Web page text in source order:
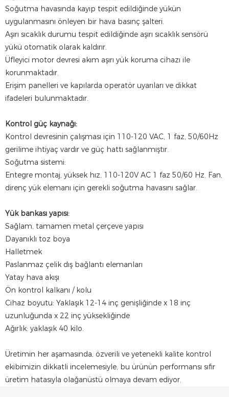
Soğutma havasında kayıp tespit edildiğinde yükün
uygulanmasını önleyen bir hava basınç şalteri.
Aşırı sıcaklık durumu tespit edildiğinde aşırı sıcaklık sensörü
yükü otomatik olarak kaldırır.
Üfleyici motor devresi akım aşırı yük koruma cihazı ile
korunmaktadır.
Erişim panelleri ve kapılarda operatör uyarıları ve dikkat
ifadeleri bulunmaktadır.
Kontrol güç kaynağı:
Kontrol devresinin çalışması için 110-120 VAC, 1 faz, 50/60Hz
gerilime ihtiyaç vardır ve güç hattı sağlanmıştır.
Soğutma sistemi:
Entegre montaj, yüksek hız, 110-120V AC 1 faz 50/60 Hz. Fan,
direnç yük elemanı için gerekli soğutma havasını sağlar.
Yük bankası yapısı:
Sağlam, tamamen metal çerçeve yapısı
Dayanıklı toz boya
Halletmek
Paslanmaz çelik dış bağlantı elemanları
Yatay hava akışı
Ön kontrol kalkanı / kolu
Cihaz boyutu: Yaklaşık 12-14 inç genişliğinde x 18 inç
uzunluğunda x 22 inç yüksekliğinde
Ağırlık: yaklaşık 40 kilo.
Üretimin her aşamasında, özverili ve yetenekli kalite kontrol
ekibimizin dikkatli incelemesiyle, bu ürünün performansı sıfır
üretim hatasıyla olağanüstü olmaya devam ediyor.